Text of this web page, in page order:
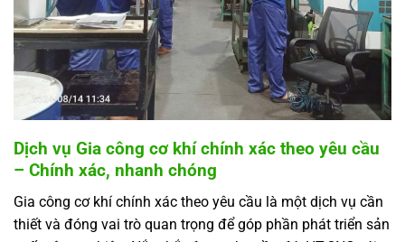
Dịch vụ Gia công cơ khí chính xác theo yêu cầu
– Chính xác, nhanh chóng
Gia công cơ khí chính xác theo yêu cầu là một dịch vụ cần
thiết và đóng vai trò quan trọng để góp phần phát triển sản